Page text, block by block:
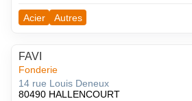
Acier Autres
FAVI
Fonderie
14 rue Louis Deneux
80490 HALLENCOURT